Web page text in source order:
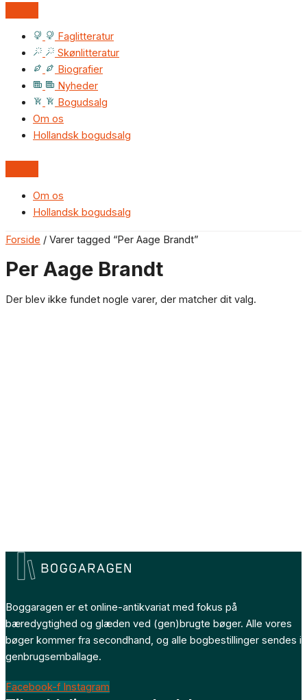
Faglitteratur
Skønlitteratur
Biografier
Nyheder
Bogudsalg
Om os
Hollandsk bogudsalg
Om os
Hollandsk bogudsalg
Forside / Varer tagged “Per Aage Brandt”
Per Aage Brandt
Der blev ikke fundet nogle varer, der matcher dit valg.
Boggaragen er et online-antikvariat med fokus på
bæredygtighed og glæden ved (gen)brugte bøger. Alle vores
bøger kommer fra secondhand, og alle bogbestillinger sendes i
genbrugsemballage.
Facebook-f Instagram